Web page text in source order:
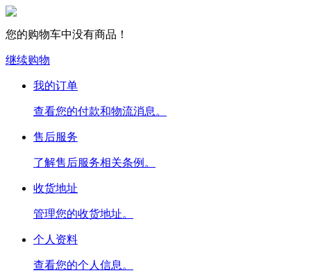
您的购物车中没有商品！
继续购物
我的订单
查看您的付款和物流消息。
售后服务
了解售后服务相关条例。
收货地址
管理您的收货地址。
个人资料
查看您的个人信息。